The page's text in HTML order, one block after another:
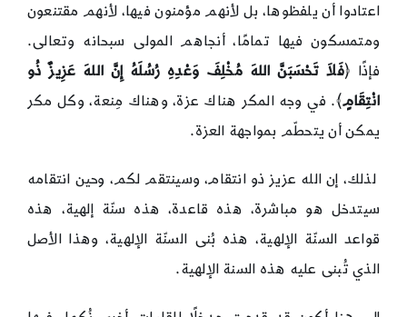
اعتادوا أن يلفظوها، بل لأنهم مؤمنون فيها، لأنهم مقتنعون
ومتمسكون فيها تمامًا، أنجاهم المولى سبحانه وتعالى.
فإذًا ﴿فَلاَ تَحْسَبَنَّ اللهَ مُخْلِفَ وَعْدِهِ رُسُلَهُ إِنَّ اللهَ عَزِيزٌ ذُو
انْتِقَامٍ﴾. في وجه المكر هناك عزة، وهناك مِنعة، وكل مكر
يمكن أن يتحطّم بمواجهة العزة.
لذلك، إن الله عزيز ذو انتقام، وسينتقم لكم، وحين انتقامه
سيتدخل هو مباشرة، هذه قاعدة، هذه سنّة إلهية، هذه
قواعد السنّة الإلهية، هذه بُنى السنّة الإلهية، وهذا الأصل
الذي تُبنى عليه هذه السنة الإلهية.